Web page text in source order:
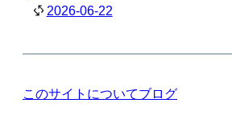
2026-06-22
このサイトについてブログ